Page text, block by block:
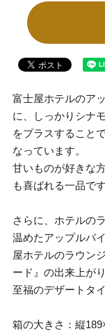
富士屋ホテルのア
に、しっかりシナ
をプラスすること
なっています。
甘いものが好きな
も喜ばれる一品です
さらに、ホテルの
温めたアップルパ
屋ホテルのラウン
ード』の出来上がり
至福のデザートタ
箱の大きさ：縦